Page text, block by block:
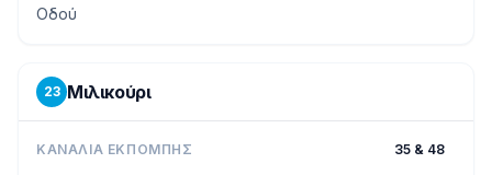
Οδού
23 Μιλικούρι
ΚΑΝΆΛΙΑ ΕΚΠΟΜΠΉΣ 35 & 48